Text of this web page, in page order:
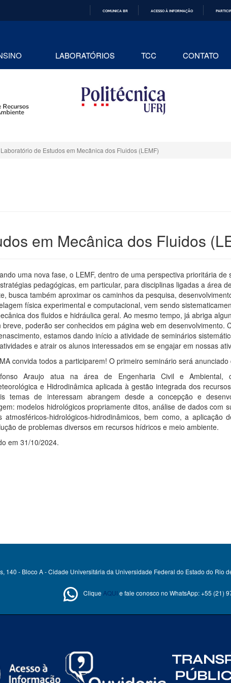
COMUNICA BR ACESSO À INFORMAÇÃO
LABORATÓRIOS TCC CONTATO
de Estudos em Mecânica dos Fluidos (LEMF)
em Mecânica dos Fluidos
uma nova fase, o LEMF, dentro de uma perspectiva prioritária
pedagógicas, em particular, para disciplinas ligadas a área
busca também aproximar os caminhos da pesquisa,
física experimental e computacional, vem sendo
dos fluidos e hidráulica geral. Ao mesmo tempo, já abriga
breve, poderão ser conhecidos em página web em desenvolvimento.
estamos dando início a atividade de seminários
e atrair os alunos interessados em se engajar em nossas
convida todos a participarem! O primeiro seminário será anunciado
Araujo atua na área de Engenharia Civil e Ambiental,
e Hidrodinâmica aplicada à gestão integrada dos
temas de interessam abrangem desde a concepção e
modelos hidrológicos propriamente ditos, análise de dados com
atmosféricos-hidrológicos-hidrodinâmicos, bem como, a aplicação
de problemas diversos em recursos hídricos e meio ambiente.
em 31/10/2024.
140 - Bloco A - Cidade Universitária da Universidade Federal do Estado do Rio
Clique AQUI e fale conosco no WhatsApp: +55 (21)